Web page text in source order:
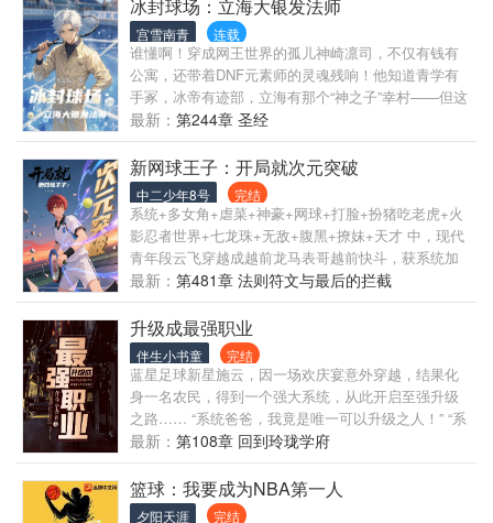
为绝对理性燃料，当前世社畜的谋略戴上帝王假面…
他笑了。 家族审判？反手一份，赌上婚姻与未来，只
为买断通往王座的入场券！ 穹顶学院？更衣室冲突只
是开胃菜，真正的赌局是——用一场血腥教学赛，碾
碎旧王西泽·格兰特的骄傲与脊梁！ “热身结束了。”莱
昂内尔擦去指尖血迹，看向身后沉默的怪物军团， “现
在，狩猎开始——从内部清洗到称霸星盟，挡路者，
皆为薪柴！” >>警告：帝王养成中，第二人格觉醒度持
续上升…宿主“李权峰”的灵魂，还能主导这具躯壳多
久？
冰封球场：立海大银发法师
宫雪南青 连载
谁懂啊！穿成网王世界的孤儿神崎凛司，不仅有钱有
公寓，还带着DNF元素师的灵魂残响！他知道青学有
手冢，冰帝有迹部，立海有那个“神之子”幸村——但这
不妨碍他从小学就偷偷卷：旧YONEX球拍缠黑带，袖
口藏着加练的绷带，黑曜石耳钉是他对“成年”的执念。
等他进了立海大，直接从“灰羽幼隼”变成“白银暴君”：
175cm肩宽比肩真田，队服敞着怀露锁骨旧疤，赛前
抛异世界硬币定发球局，护腕绣“KingsGambit”明着挑
衅。别人玩旋转他玩元素：雷旋电光护体，冰墙锁死
半场，虚无之球一放，对手的球全被吸去他要的落
点！
最新： 第244章 圣经
新网球王子：开局就次元突破
中二少年8号 完结
系统+多女角+虐菜+神豪+网球+打脸+扮猪吃老虎+火
影忍者世界+七龙珠+无敌+腹黑+撩妹+天才 中，现代
青年段云飞穿越成越前龙马表哥越前快斗，获系统加
持，通过撩妹、比赛得技能与财富。他初入青学，扮
猪吃虎，凭“动态视力”“黑洞”等技能打脸对手，撩田中
千夏、铃木奈奈等女生。 他一路闯过校内赛、预选
赛，与龙马、不二周助等青学成员交锋，建“快斗网球
俱乐部”，吸纳远山金太郎等高手。全国大赛上，对战
冰帝、立海大等强校，力克迹部景吾、真田弦一郎。
期间卷入U17训练营、克隆体“诺亚计划”等事件，化解
危机，俱乐部扩张至全球。最终，他放下胜负欲，领
悟网球本质是热爱与羁绊，与伙伴、心仪女生在球场
上享受快乐，续写越前家网球传奇。
最新： 第481章 法则符文与最后的拦截
升级成最强职业
伴生小书童 完结
蓝星足球新星施云，因一场欢庆宴意外穿越，结果化
身一名农民，得到一个强大系统，从此开启至强升级
之路…… “系统爸爸，我竟是唯一可以升级之人！” “系
统爸爸，你在哪里，我的vip黄金大礼包呢！我的新手
礼包呢！” 我施云要成为大陆王的男人！
最新： 第108章 回到玲珑学府
篮球：我要成为NBA第一人
夕阳天涯 完结